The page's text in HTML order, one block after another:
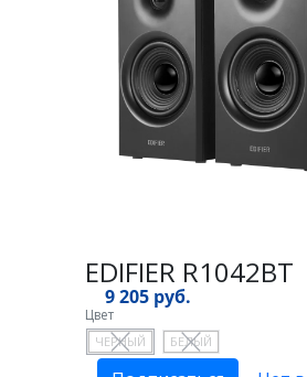
EDIFIER R1042BT
9 205 руб.
Цвет
ЧЕРНЫЙ БЕЛЫЙ